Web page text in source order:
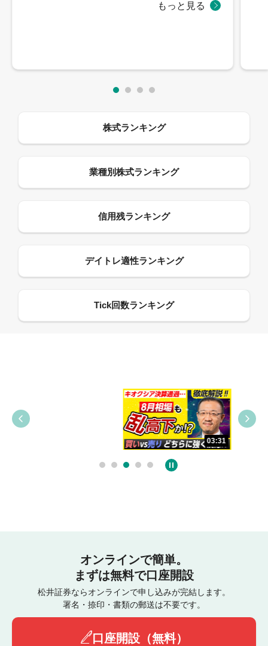
03:31
オンラインで簡単。
まずは無料で口座開設
松井証券ならオンラインで申し込みが完結します。
署名・捺印・書類の郵送は不要です。
口座開設（無料）